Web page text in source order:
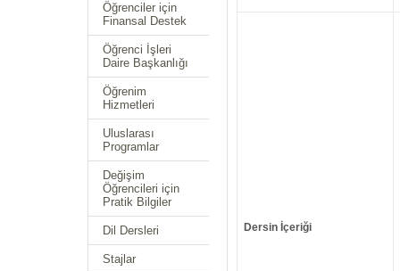
Öğrenciler için
Finansal Destek
Öğrenci İşleri
Daire Başkanlığı
Öğrenim
Hizmetleri
Uluslarası
Programlar
Değişim
Öğrencileri için
Pratik Bilgiler
Dil Dersleri
Stajlar
Dersin İçeriği